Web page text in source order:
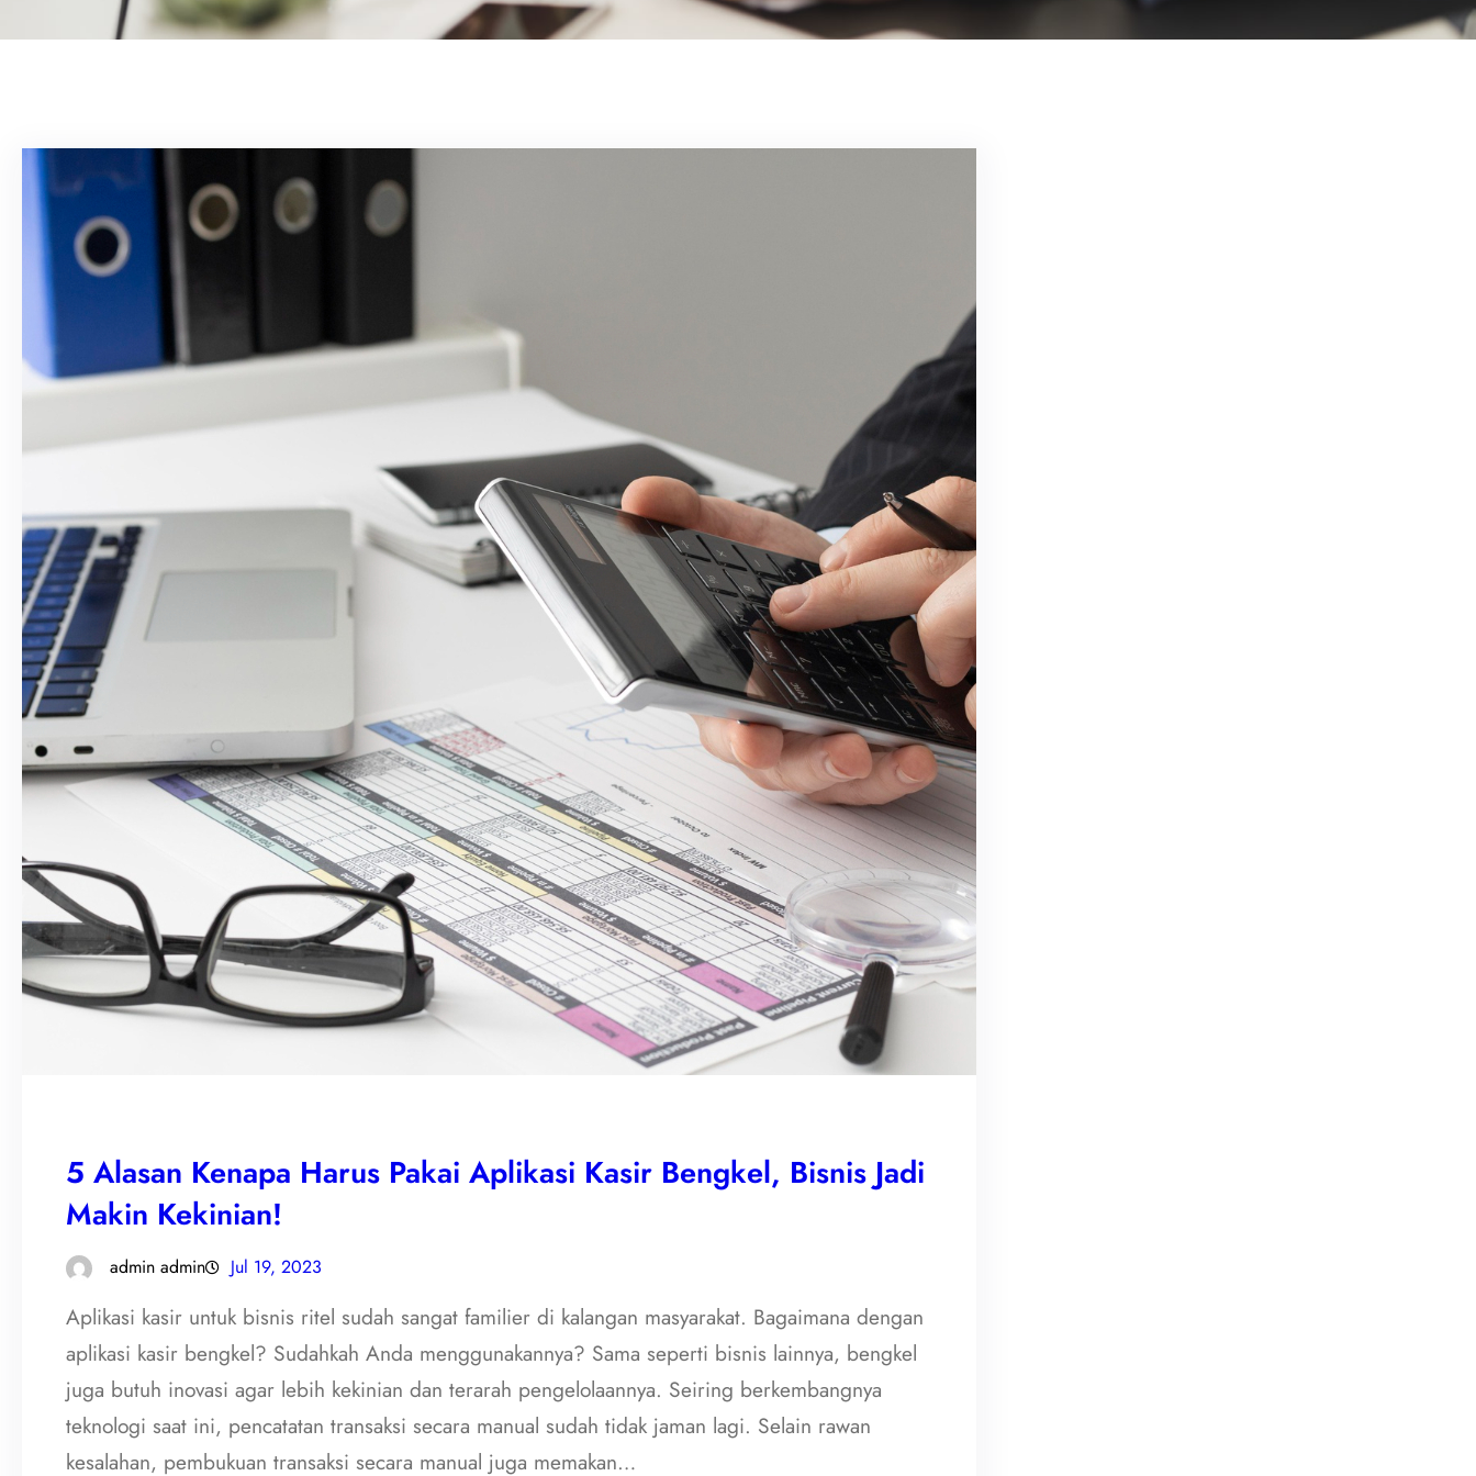
5 Alasan Kenapa Harus Pakai Aplikasi Kasir Bengkel, Bisnis Jadi
Makin Kekinian!
admin admin Jul 19, 2023
Aplikasi kasir untuk bisnis ritel sudah sangat familier di kalangan masyarakat. Bagaimana dengan
aplikasi kasir bengkel? Sudahkah Anda menggunakannya? Sama seperti bisnis lainnya, bengkel
juga butuh inovasi agar lebih kekinian dan terarah pengelolaannya. Seiring berkembangnya
teknologi saat ini, pencatatan transaksi secara manual sudah tidak jaman lagi. Selain rawan
kesalahan, pembukuan transaksi secara manual juga memakan…